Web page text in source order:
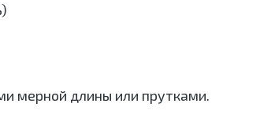
мерной длины или прутками.